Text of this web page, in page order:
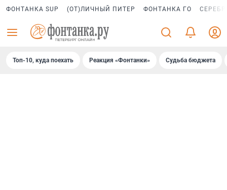
ФОНТАНКА SUP (ОТ)ЛИЧНЫЙ ПИТЕР ФОНТАНКА ГО
Топ-10, куда поехать Реакция «Фонтанки» Судьба бюджета